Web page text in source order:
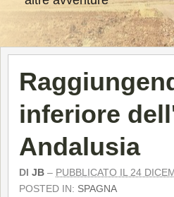
inferiore
Andalusia
DI JB – PUBBLICATO IL 24
POSTED IN: SPAGNA